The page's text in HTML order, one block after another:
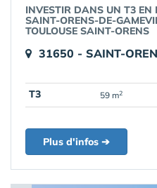
INVESTIR DANS UN T3 EN
SAINT-ORENS-DE-
TOULOUSE SAINT-ORENS
31650 - SAINT-
T3 59 m2
Plus d'infos ➔